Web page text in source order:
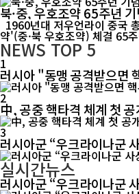
북·중, 우호조약 65주년
약'(중·북 우호조약) 체결 65
NEWSTOP 5
1
러시아 "동맹 공격받으면
2
中, 공중 핵타격 체계 첫
3
러시아군 “우크라이나군
실시간뉴스
러시아군 “우크라이나군